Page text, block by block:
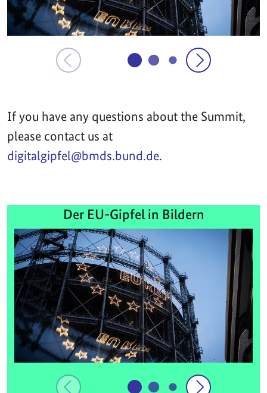
If you have any questions about the Summit,
please contact us at
digitalgipfel@bmds.bund.de.
Der EU-Gipfel in Bildern